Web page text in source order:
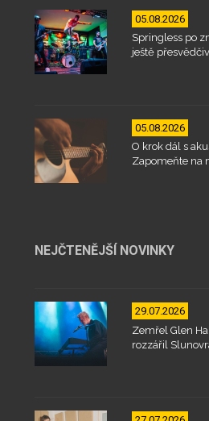
05.08.2026
Springless po
ještě
05.08.2026
O krok dál s
Zapomeňte na
NEJČTENĚJŠÍ NOVINKY
29.07.2026
Zemřel Glen
rozzářil